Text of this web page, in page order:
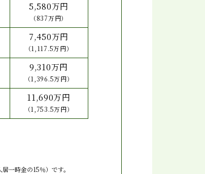
5,580万円
（837万円）
7,450万円
（1,117.5万円）
9,310万円
（1,396.5万円）
11,690万円
（1,753.5万円）
一時金の15％）です。